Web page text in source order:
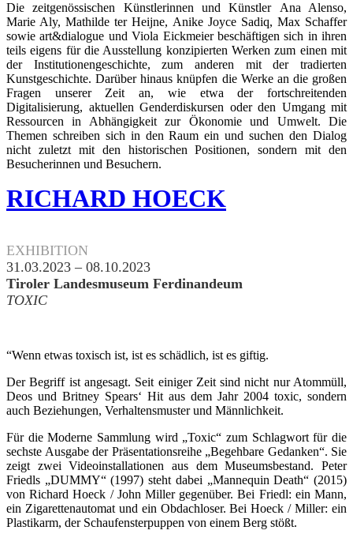
Die zeitgenössischen Künstlerinnen und Künstler
Ana Alenso,
Marie Aly, Mathilde ter Heijne, Anike Joyce Sadiq, Max Schaffer
sowie art&dialogue und Viola Eickmeier beschäftigen sich in ihren
teils eigens für die Ausstellung konzipierten Werken zum einen mit
der Institutionengeschichte, zum anderen mit der tradierten
Kunstgeschichte. Darüber hinaus knüpfen die Werke an die großen
Fragen unserer Zeit an, wie etwa der fortschreitenden
Digitalisierung, aktuellen Genderdiskursen oder den Umgang mit
Ressourcen in Abhängigkeit zur Ökonomie und Umwelt. Die
Themen schreiben sich in den Raum ein und suchen den Dialog
nicht zuletzt mit den historischen Positionen, sondern mit den
Besucherinnen und Besuchern.
RICHARD HOECK
EXHIBITION
31.03.2023 – 08.10.2023
Tiroler Landesmuseum Ferdinandeum
TOXIC
“Wenn etwas toxisch ist, ist es schädlich, ist es giftig.
Der Begriff ist angesagt. Seit einiger Zeit sind nicht nur Atommüll,
Deos und Britney Spears‘ Hit aus dem Jahr 2004 toxic, sondern
auch Beziehungen, Verhaltensmuster und Männlichkeit.
Für die Moderne Sammlung wird „Toxic“ zum Schlagwort für die
sechste Ausgabe der Präsentationsreihe „Begehbare Gedanken“. Sie
zeigt zwei Videoinstallationen aus dem Museumsbestand. Peter
Friedls „DUMMY“ (1997) steht dabei „Mannequin Death“ (2015)
von Richard Hoeck / John Miller gegenüber. Bei Friedl: ein Mann,
ein Zigarettenautomat und ein Obdachloser. Bei Hoeck / Miller: ein
Plastikarm, der Schaufensterpuppen von einem Berg stößt.